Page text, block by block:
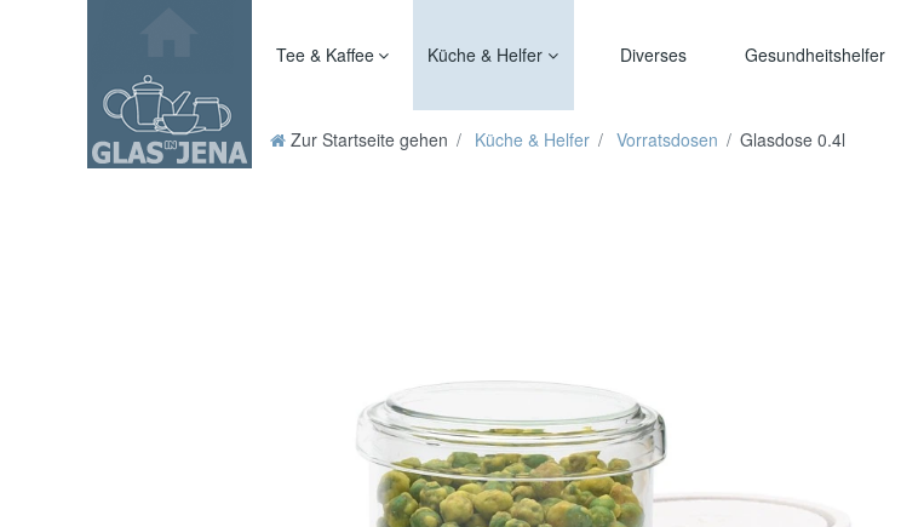
Tee & Kaffee Küche & Helfer Diverses Gesundheitshelfer
Zur Startseite gehen Küche & Helfer Vorratsdosen Glasdose 0.4l